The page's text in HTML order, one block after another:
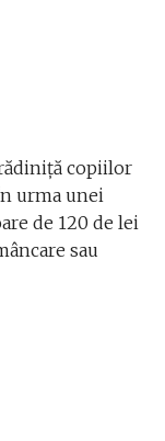
copiilor
urma unei
de 120 de lei
sau